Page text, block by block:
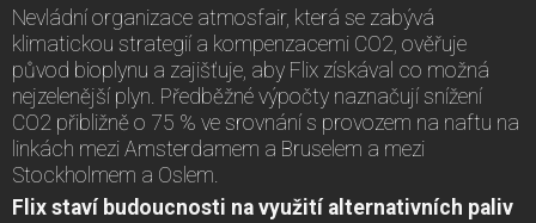
Nevládní organizace atmosfair, která se zabývá
klimatickou strategií a kompenzacemi CO2, ověřuje
původ bioplynu a zajišťuje, aby Flix získával co možná
nejzelenější plyn. Předběžné výpočty naznačují snížení
CO2 přibližně o 75 % ve srovnání s provozem na naftu na
linkách mezi Amsterdamem a Bruselem a mezi
Stockholmem a Oslem.
Flix staví budoucnosti na využití alternativních paliv